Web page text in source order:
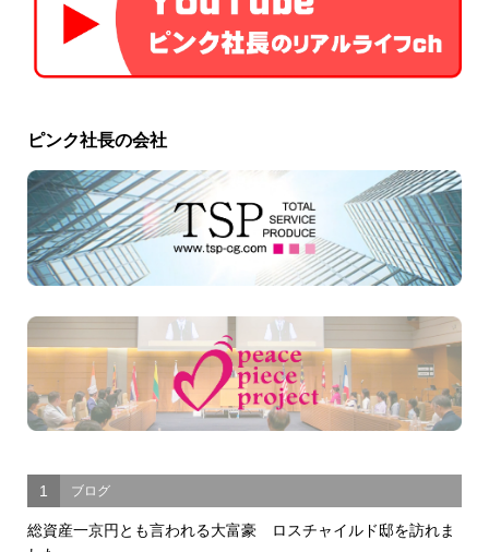
ピンク社長の会社
1 ブログ
総資産一京円とも言われる大富豪 ロスチャイルド邸を訪れま